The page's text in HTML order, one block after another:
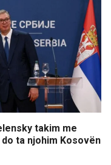
takim me
do ta njohim Kosovën